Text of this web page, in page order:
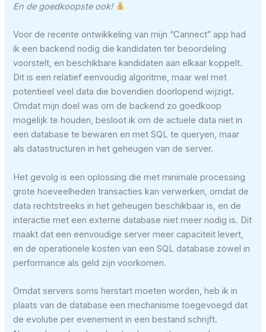
En de goedkoopste ook!
Voor de recente ontwikkeling van mijn “Cannect” app had
ik een backend nodig die kandidaten ter beoordeling
voorstelt, en beschikbare kandidaten aan elkaar koppelt.
Dit is een relatief eenvoudig algoritme, maar wel met
potentieel veel data die bovendien doorlopend wijzigt.
Omdat mijn doel was om de backend zo goedkoop
mogelijk te houden, besloot ik om de actuele data niet in
een database te bewaren en met SQL te queryen, maar
als datastructuren in het geheugen van de server.
Het gevolg is een oplossing die met minimale processing
grote hoeveelheden transacties kan verwerken, omdat de
data rechtstreeks in het geheugen beschikbaar is, en de
interactie met een externe database niet meer nodig is. Dit
maakt dat een eenvoudige server meer capaciteit levert,
en de operationele kosten van een SQL database zowel in
performance als geld zijn voorkomen.
Omdat servers soms herstart moeten worden, heb ik in
plaats van de database een mechanisme toegevoegd dat
de evolutie per evenement in een bestand schrijft.